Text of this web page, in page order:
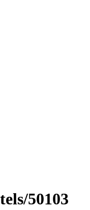
50103